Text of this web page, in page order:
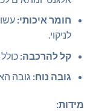
חומר איכותי:
לניקוי.
קל להרכבה:
גובה נוח: גובה
מידות: